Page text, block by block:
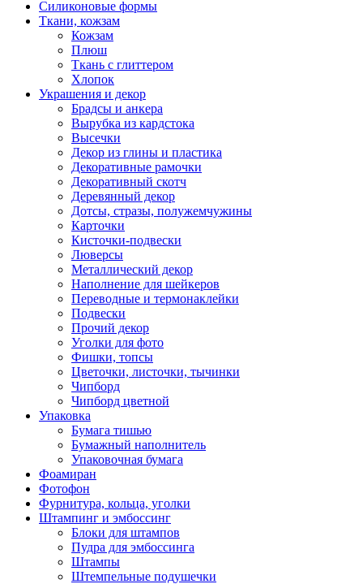
Силиконовые формы
Ткани, кожзам
Кожзам
Плюш
Ткань с глиттером
Хлопок
Украшения и декор
Брадсы и анкера
Вырубка из кардстока
Высечки
Декор из глины и пластика
Декоративные рамочки
Декоративный скотч
Деревянный декор
Дотсы, стразы, полужемчужины
Карточки
Кисточки-подвески
Люверсы
Металлический декор
Наполнение для шейкеров
Переводные и термонаклейки
Подвески
Прочий декор
Уголки для фото
Фишки, топсы
Цветочки, листочки, тычинки
Чипборд
Чипборд цветной
Упаковка
Бумага тишью
Бумажный наполнитель
Упаковочная бумага
Фоамиран
Фотофон
Фурнитура, кольца, уголки
Штампинг и эмбоссинг
Блоки для штампов
Пудра для эмбоссинга
Штампы
Штемпельные подушечки